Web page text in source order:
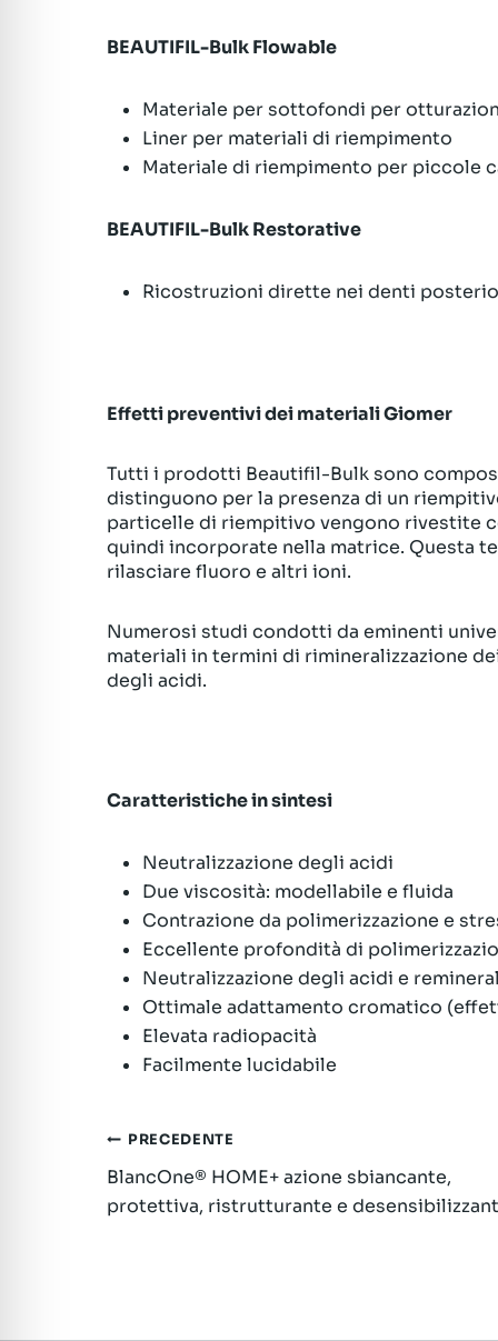
BEAUTIFIL-Bulk Flowable
Materiale per sottofondi per
Liner per materiali di riempimento
Materiale di riempimento per piccole
BEAUTIFIL-Bulk Restorative
Ricostruzioni dirette nei denti
Effetti preventivi dei materiali Giomer
Tutti i prodotti Beautifil-Bulk sono
distinguono per la presenza di un
particelle di riempitivo vengono rivestite
quindi incorporate nella matrice. Questa
rilasciare fluoro e altri ioni.
Numerosi studi condotti da eminenti
materiali in termini di rimineralizzazione
degli acidi.
Caratteristiche in sintesi
Neutralizzazione degli acidi
Due viscosità: modellabile e fluida
Contrazione da polimerizzazione e
Eccellente profondità di
Neutralizzazione degli acidi e
Ottimale adattamento cromatico
Elevata radiopacità
Facilmente lucidabile
Navigazione
articoli
PRECEDENTE
BlancOne® HOME+ azione sbiancante,
protettiva, ristrutturante e